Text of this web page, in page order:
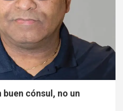
buen cónsul, no un